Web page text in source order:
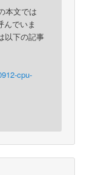
本文では
んでいま
以下の記事
cpu-